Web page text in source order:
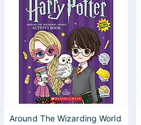
Around The Wizarding World